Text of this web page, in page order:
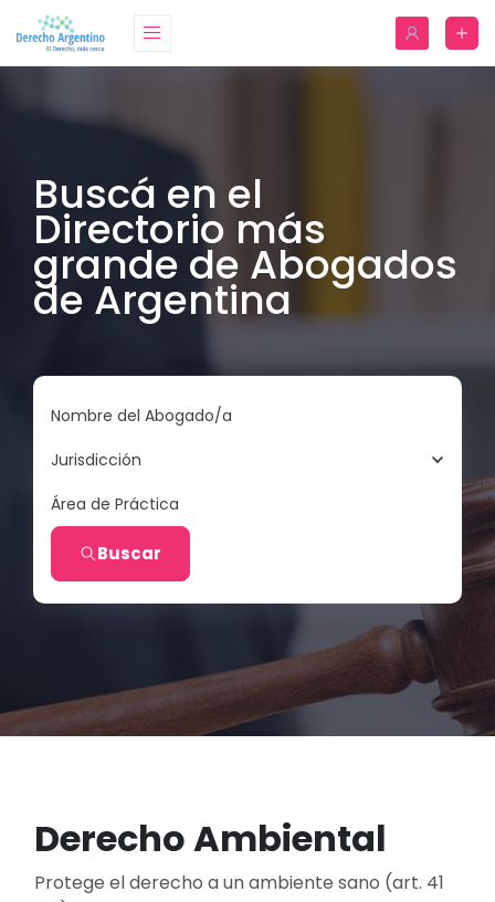
Buscá en el
Directorio más
grande de Abogados
de Argentina
Nombre del Abogado/a
Jurisdicción
Área de Práctica
Buscar
Derecho Ambiental
Protege el derecho a un ambiente sano (art. 41